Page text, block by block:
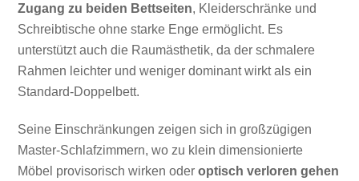
Zugang zu beiden Bettseiten, Kleiderschränke und
Schreibtische ohne starke Enge ermöglicht. Es
unterstützt auch die Raumästhetik, da der schmalere
Rahmen leichter und weniger dominant wirkt als ein
Standard-Doppelbett.
Seine Einschränkungen zeigen sich in großzügigen
Master-Schlafzimmern, wo zu klein dimensionierte
Möbel provisorisch wirken oderoptisch verloren gehen